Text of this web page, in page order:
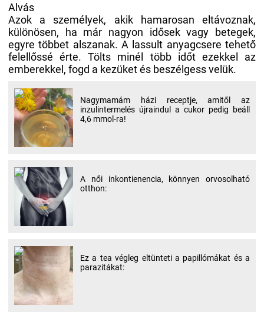
Alvás
Azok a személyek, akik hamarosan eltávoznak,
különösen, ha már nagyon idősek vagy betegek,
egyre többet alszanak. A lassult anyagcsere tehető
felellőssé érte. Tölts minél több időt ezekkel az
emberekkel, fogd a kezüket és beszélgess velük.
Nagymamám házi receptje, amitől az
inzulintermelés újraindul a cukor pedig beáll
4,6 mmol-ra!
A női inkontienencia, könnyen orvosolható
otthon:
Ez a tea végleg eltünteti a papillómákat és a
parazitákat: